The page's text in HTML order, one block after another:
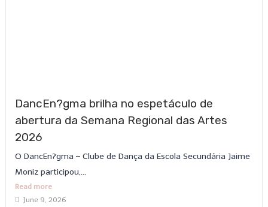
DancEn?gma brilha no espetáculo de
abertura da Semana Regional das Artes
2026
O DancEn?gma – Clube de Dança da Escola Secundária Jaime
Moniz participou,...
Read more
June 9, 2026